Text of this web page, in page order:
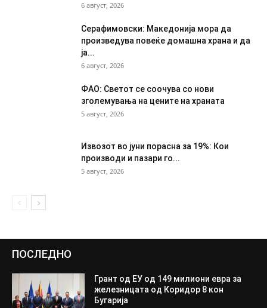
6 август, 2026
Серафимовски: Македонија мора да
произведува повеќе домашна храна и да
ја...
6 август, 2026
ФАО: Светот се соочува со нови
зголемувања на цените на храната
5 август, 2026
Извозот во јуни порасна за 19%: Кои
производи и пазари го...
5 август, 2026
ПОСЛЕДНО
Грант од ЕУ од 149 милиони евра за
железницата од Коридор 8 кон
Бугарија